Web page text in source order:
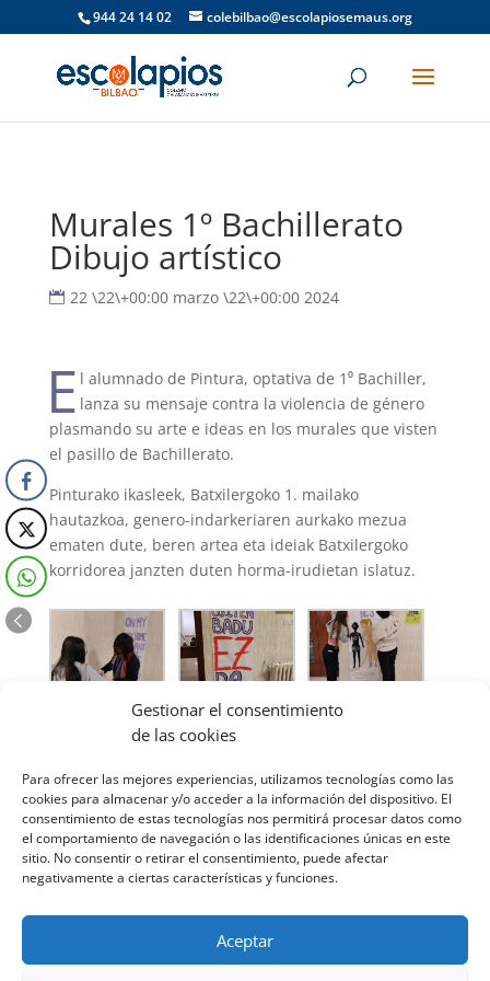
Gestionar el consentimiento
de las cookies
Para ofrecer las mejores experiencias, utilizamos tecnologías como las
cookies para almacenar y/o acceder a la información del dispositivo. El
consentimiento de estas tecnologías nos permitirá procesar datos como
el comportamiento de navegación o las identificaciones únicas en este
sitio. No consentir o retirar el consentimiento, puede afectar
negativamente a ciertas características y funciones.
Aceptar
944 24 14 02 colebilbao@escolapiosemaus.org
Murales 1º Bachillerato
Dibujo artístico
22 \22\+00:00 marzo \22\+00:00 2024
E l alumnado de Pintura, optativa de 1⁰ Bachiller,
lanza su mensaje contra la violencia de género
plasmando su arte e ideas en los murales que visten
el pasillo de Bachillerato.
Pinturako ikasleek, Batxilergoko 1. mailako
hautazkoa, genero-indarkeriaren aurkako mezua
ematen dute, beren artea eta ideiak Batxilergoko
korridorea janzten duten horma-irudietan islatuz.